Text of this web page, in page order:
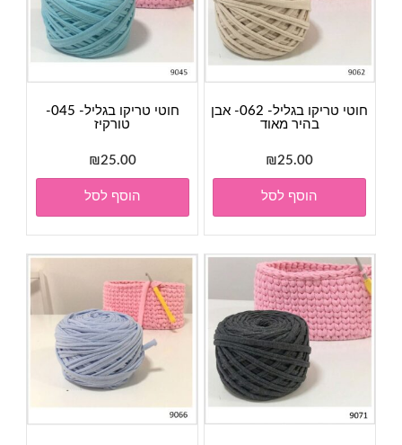
חוטי טריקו בגליל- 062- אבן
בהיר מאוד
₪25.00
הוסף לסל
חוטי טריקו בגליל- 045-
טורקיז
₪25.00
הוסף לסל